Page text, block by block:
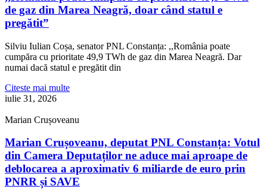
de gaz din Marea Neagră, doar când statul e
pregătit”
Silviu Iulian Coșa, senator PNL Constanța: ,,România poate
cumpăra cu prioritate 49,9 TWh de gaz din Marea Neagră. Dar
numai dacă statul e pregătit din
Citeste mai multe
iulie 31, 2026
Marian Crușoveanu
Marian Crușoveanu, deputat PNL Constanța: Votul
din Camera Deputaților ne aduce mai aproape de
deblocarea a aproximativ 6 miliarde de euro prin
PNRR și SAVE